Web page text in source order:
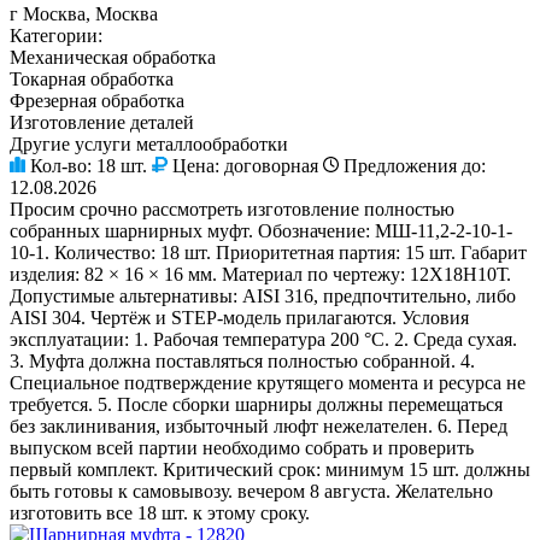
г Москва, Москва
Категории:
Механическая обработка
Токарная обработка
Фрезерная обработка
Изготовление деталей
Другие услуги металлообработки
Кол-во: 18 шт. Цена: договорная
Предложения до:
12.08.2026
Просим срочно рассмотреть изготовление полностью
собранных шарнирных муфт. Обозначение: МШ-11,2-2-10-1-
10-1. Количество: 18 шт. Приоритетная партия: 15 шт. Габарит
изделия: 82 × 16 × 16 мм. Материал по чертежу: 12Х18Н10Т.
Допустимые альтернативы: AISI 316, предпочтительно, либо
AISI 304. Чертёж и STEP-модель прилагаются. Условия
эксплуатации: 1. Рабочая температура 200 °C. 2. Среда сухая.
3. Муфта должна поставляться полностью собранной. 4.
Специальное подтверждение крутящего момента и ресурса не
требуется. 5. После сборки шарниры должны перемещаться
без заклинивания, избыточный люфт нежелателен. 6. Перед
выпуском всей партии необходимо собрать и проверить
первый комплект. Критический срок: минимум 15 шт. должны
быть готовы к самовывозу. вечером 8 августа. Желательно
изготовить все 18 шт. к этому сроку.